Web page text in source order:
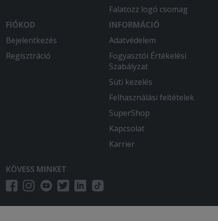
Teljesen rendben volt.
Többször rendeltem régebben is az
étteremből. Mindig elégedett voltam.
Nagyon elégedett voltam! Gyors
2025-12-08 - :
Egész jó talán kicsit túl van kloffolva a
Falatozz logó csomag
FIÓKOD
Bejelentkezés
Regisztráció
INFORMÁCIÓ
Adatvédelem
Fogyasztói Értékelési
Szabályzat
Süti kezelés
Felhasználási feltételek
SuperShop
Kapcsolat
Karrier
KÖVESS MINKET